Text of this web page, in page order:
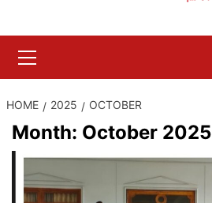
Menu
HOME 2025 OCTOBER
Month: October 2025